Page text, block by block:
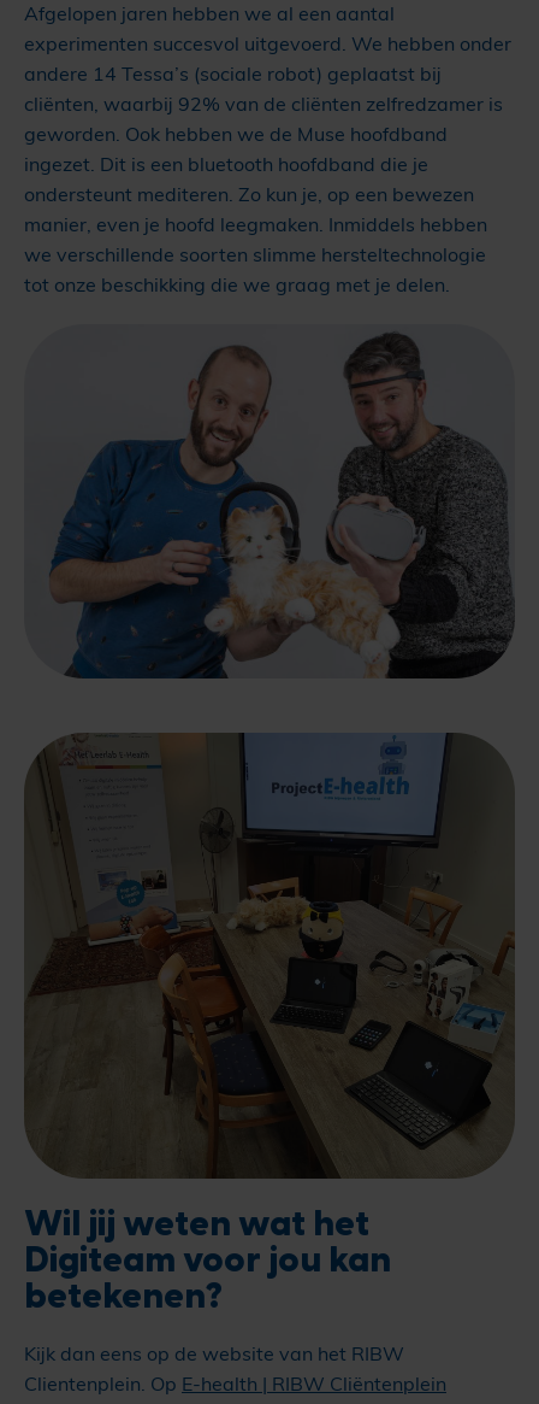
Afgelopen jaren hebben we al een aantal
experimenten succesvol uitgevoerd. We hebben onder
andere 14 Tessa’s (sociale robot) geplaatst bij
cliënten, waarbij 92% van de cliënten zelfredzamer is
geworden. Ook hebben we de Muse hoofdband
ingezet. Dit is een bluetooth hoofdband die je
ondersteunt mediteren. Zo kun je, op een bewezen
manier, even je hoofd leegmaken. Inmiddels hebben
we verschillende soorten slimme hersteltechnologie
tot onze beschikking die we graag met je delen.
Wil jij weten wat het
Digiteam voor jou kan
betekenen?
Kijk dan eens op de website van het RIBW
Clientenplein. Op E-health | RIBW Cliëntenplein